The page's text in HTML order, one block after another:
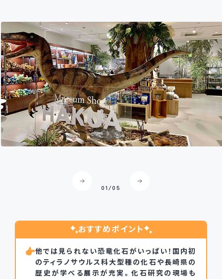
02/05
おすすめポイント
他では見られない恐竜化石がいっぱい！国内初
のティラノサウルス科大型種の化石や長崎県の
歴史が学べる展示が充実。化石研究の現場も